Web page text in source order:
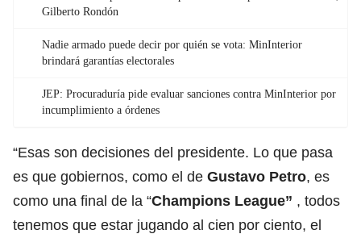
Gilberto Rondón
Nadie armado puede decir por quién se vota: MinInterior
brindará garantías electorales
JEP: Procuraduría pide evaluar sanciones contra MinInterior por
incumplimiento a órdenes
“Esas son decisiones del presidente. Lo que pasa
es que gobiernos, como el de Gustavo Petro, es
como una final de la “Champions League” , todos
tenemos que estar jugando al cien por ciento, el